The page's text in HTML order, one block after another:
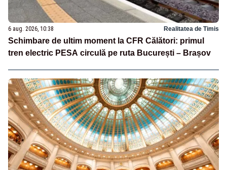
6 aug. 2026, 10:38 Realitatea de Timis
Schimbare de ultim moment la CFR Călători: primul
tren electric PESA circulă pe ruta București – Brașov